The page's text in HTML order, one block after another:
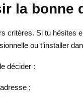
la bonne
critères. Si tu hésites
ou t’installer
décider :
;